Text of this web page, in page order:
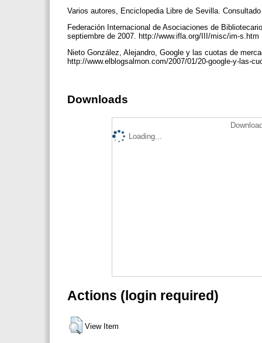
Varios autores, Enciclopedia Libre de Sevilla.
Federación Internacional de Asociaciones de
septiembre de 2007. http://www.ifla.org/III/misc/im-s.htm
Nieto González, Alejandro, Google y las cuotas de
http://www.elblogsalmon.com/2007/01/20-google-y-las-
Downloads
Loading...
Actions (login required)
View Item